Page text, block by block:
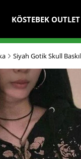
KÖSTEBEK OUTLET
Siyah Gotik Skull